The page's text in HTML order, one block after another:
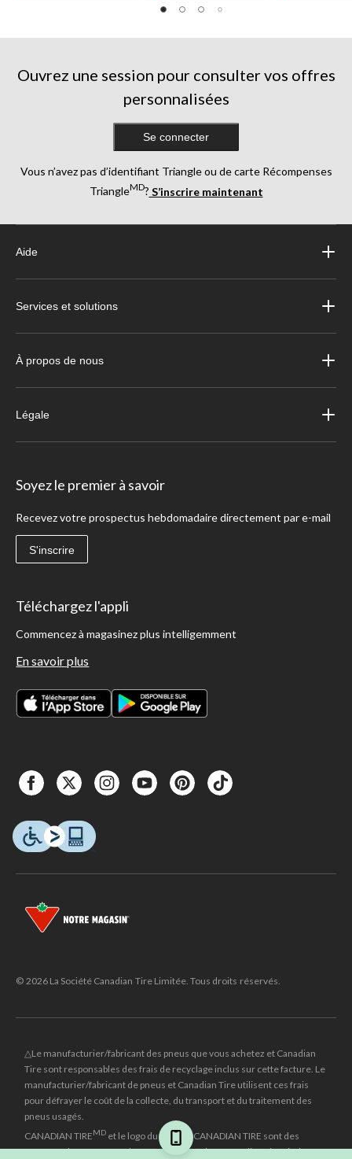
Ouvrez une session pour consulter vos offres
personnalisées
Se connecter
Vous n’avez pas d’identifiant Triangle ou de carte Récompenses
TriangleMD? S’inscrire maintenant
Aide
Services et solutions
À propos de nous
Légale
Soyez le premier à savoir
Recevez votre prospectus hebdomadaire directement par e-mail
S'inscrire
Téléchargez l'appli
Commencez à magasinez plus intelligemment
En savoir plus
© 2026 La Société Canadian Tire Limitée. Tous droits réservés.
△Le manufacturier/fabricant des pneus que vous achetez et Canadian
Tire sont responsables des frais de recyclage inclus sur cette facture. Le
manufacturier/fabricant de pneus et Canadian Tire utilisent ces frais
pour défrayer le coût de la collecte, du transport et du traitement des
pneus usagés.
CANADIAN TIREMD et le logo du triangle CANADIAN TIRE sont des
marques de commerce déposées de la Société Canadian Tire Limitée.